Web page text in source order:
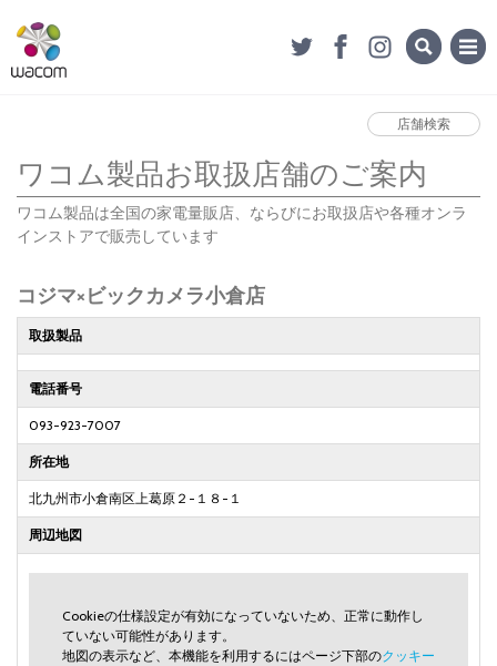
店舗検索
ワコム製品お取扱店舗のご案内
ワコム製品は全国の家電量販店、ならびにお取扱店や各種オンラ
インストアで販売しています
コジマ×ビックカメラ小倉店
取扱製品
電話番号
093-923-7007
所在地
北九州市小倉南区上葛原２-１８-１
周辺地図
Cookieの仕様設定が有効になっていないため、正常に動作し
ていない可能性があります。
地図の表示など、本機能を利用するにはページ下部のクッキー